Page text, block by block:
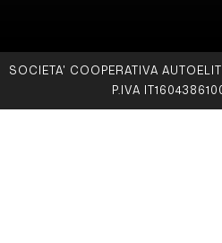
SOCIETA' COOPERATIVA
P.IVA